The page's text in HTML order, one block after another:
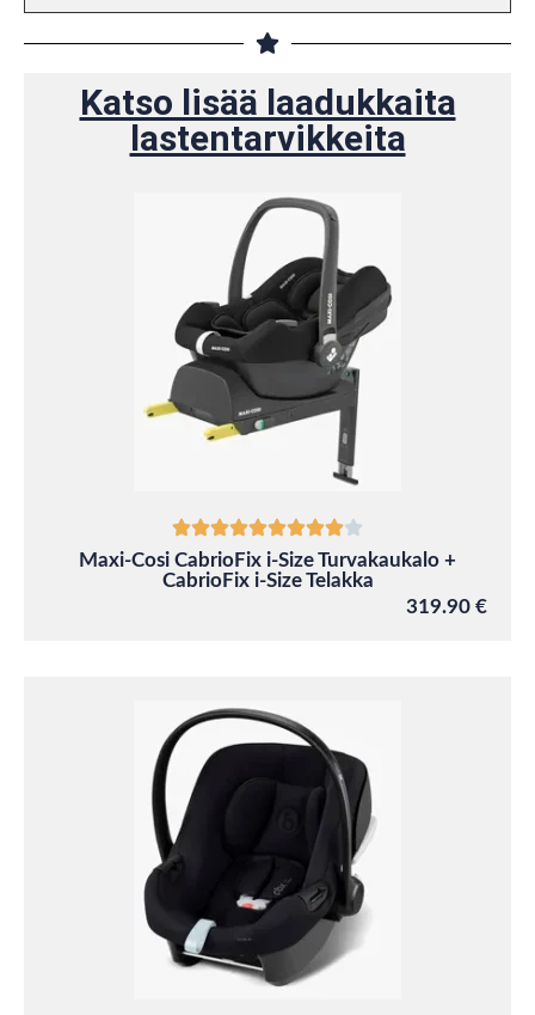
Katso lisää laadukkaita
lastentarvikkeita
Maxi-Cosi CabrioFix i-Size Turvakaukalo +
CabrioFix i-Size Telakka
319.90 €